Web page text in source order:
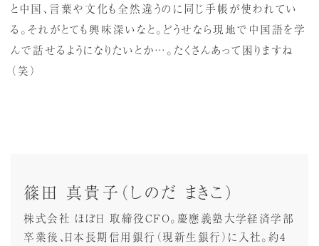
と中国、言葉や文化も全然違うのに同じ手帳が使われてい
る。それがとても興味深いなと。どうせなら現地で中国語を学
んで話せるようになりたいとか…。たくさんあって困りますね
（笑）
篠田 真貴子（しのだ まきこ）
株式会社 ほぼ日 取締役CFO。慶應義塾大学経済学部
卒業後、日本長期信用銀行（現新生銀行）に入社。約4